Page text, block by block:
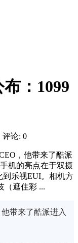
：1099
评论: 0
，他带来了酷派
机的亮点在于双摄
到乐视EUI。相机方
（遮住彩 ...
带来了酷派进入